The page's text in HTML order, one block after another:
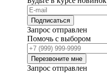
Подписаться
Запрос отправлен
Помочь с выбором
Перезвоните мне
Запрос отправлен